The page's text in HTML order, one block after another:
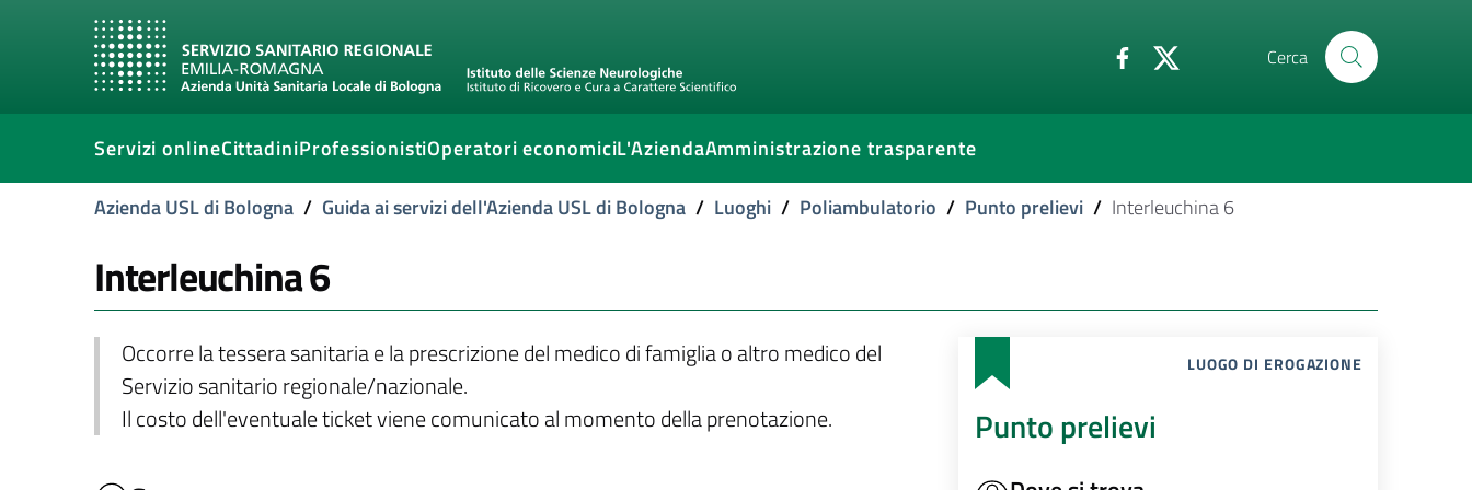
Cerca
Servizi onlineCittadiniProfessionistiOperatori economiciL'AziendaAmministrazione trasparente
Azienda USL di Bologna / Guida ai servizi dell'Azienda USL di Bologna / Luoghi / Poliambulatorio / Punto prelievi / Interleuchina 6
Interleuchina 6
Occorre la tessera sanitaria e la prescrizione del medico di famiglia o altro medico del
Servizio sanitario regionale/nazionale.
Il costo dell'eventuale ticket viene comunicato al momento della prenotazione.
LUOGO DI EROGAZIONE
Punto prelievi